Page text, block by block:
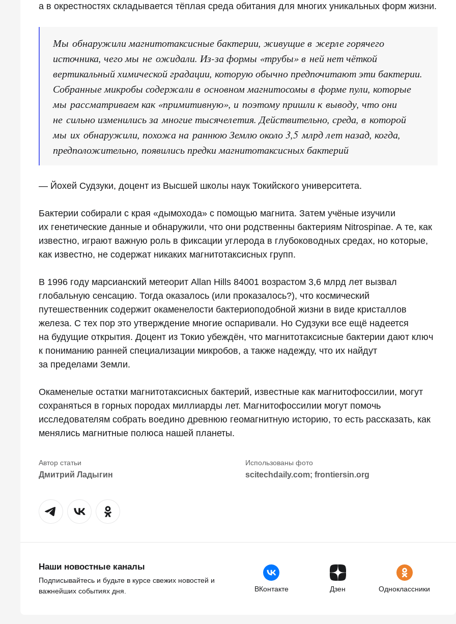
а в окрестностях складывается тёплая среда обитания для многих уникальных форм жизни.
Мы обнаружили магнитотаксисные бактерии, живущие в жерле горячего
источника, чего мы не ожидали. Из-за формы «трубы» в ней нет чёткой
вертикальный химической градации, которую обычно предпочитают эти бактерии.
Собранные микробы содержали в основном магнитосомы в форме пули, которые
мы рассматриваем как «примитивную», и поэтому пришли к выводу, что они
не сильно изменились за многие тысячелетия. Действительно, среда, в которой
мы их обнаружили, похожа на раннюю Землю около 3,5 млрд лет назад, когда,
предположительно, появились предки магнитотаксисных бактерий
— Йохей Судзуки, доцент из Высшей школы наук Токийского университета.
Бактерии собирали с края «дымохода» с помощью магнита. Затем учёные изучили
их генетические данные и обнаружили, что они родственны бактериям Nitrospinae. А те, как
известно, играют важную роль в фиксации углерода в глубоководных средах, но которые,
как известно, не содержат никаких магнитотаксисных групп.
В 1996 году марсианский метеорит Allan Hills 84001 возрастом 3,6 млрд лет вызвал
глобальную сенсацию. Тогда оказалось (или проказалось?), что космический
путешественник содержит окаменелости бактериоподобной жизни в виде кристаллов
железа. С тех пор это утверждение многие оспаривали. Но Судзуки все ещё надеется
на будущие открытия. Доцент из Токио убеждён, что магнитотаксисные бактерии дают ключ
к пониманию ранней специализации микробов, а также надежду, что их найдут
за пределами Земли.
Окаменелые остатки магнитотаксисных бактерий, известные как магнитофоссилии, могут
сохраняться в горных породах миллиарды лет. Магнитофоссилии могут помочь
исследователям собрать воедино древнюю геомагнитную историю, то есть рассказать, как
менялись магнитные полюса нашей планеты.
Дмитрий Ладыгин scitechdaily.com; frontiersin.org
Наши новостные каналы
Подписывайтесь и будьте в курсе свежих новостей и
важнейших событиях дня.
ВКонтакте Дзен Одноклассники